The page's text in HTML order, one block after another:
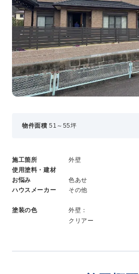
いえもる
外壁のミカタ（塗り替え相談所）
住まい探しのミカタ
施工事例
外壁セルフチェック
無料点検・お見積もり
メッセージ
仕事紹介
キャリア形成
福利厚生・社内イベント
新卒採用
中途採用
物件面積 51～55坪
施工箇所
外壁
使用塗料・建材
お悩み
色あせ
ハウスメーカー
その他
塗装の色
外壁：
クリアー